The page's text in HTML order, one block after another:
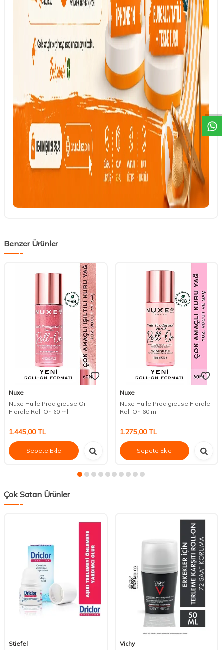
DESTEK
Benzer Ürünler
Nuxe
Nuxe Huile Prodigieuse Or
Florale Roll On 60 ml
1.445,00TL
Sepete Ekle
Nuxe
Nuxe Huile Prodigieuse Florale
Roll On 60 ml
1.275,00TL
Sepete Ekle
Çok Satan Ürünler
Stiefel
Vichy